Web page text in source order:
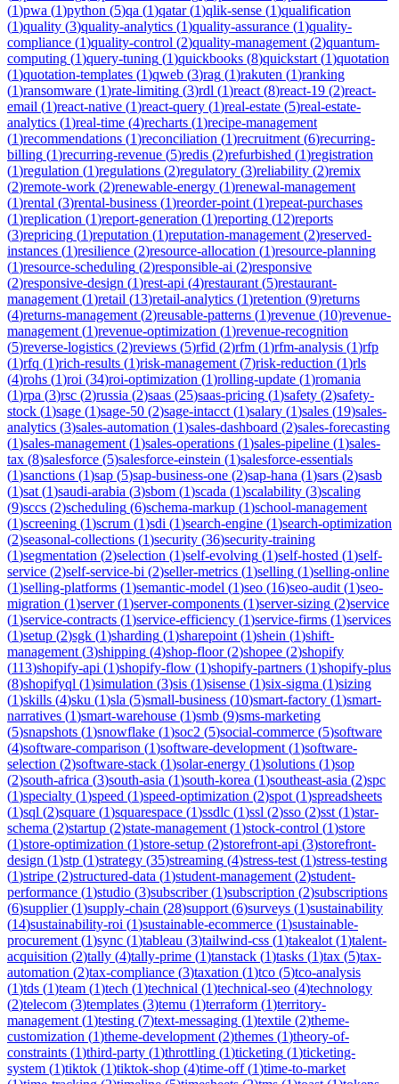
(1)pwa (1)python (5)qa (1)qatar(1)qlik-sense (1)qualification
(1)quality (3)quality-analytics (1)quality-assurance (1)quality-
compliance (1)quality-control (2)quality-management (2)quantum-
computing (1)query-tuning (1)quickbooks (8)quickstart (1)quotation
(1)quotation-templates (1)qweb (3)rag (1)rakuten (1)ranking
(1)ransomware (1)rate-limiting (3)rdl (1)react (8)react-19 (2)react-
email (1)react-native (1)react-query (1)real-estate (5)real-estate-
analytics (1)real-time (4)recharts (1)recipe-management
(1)recommendations (1)reconciliation (1)recruitment (6)recurring-
billing (1)recurring-revenue (5)redis (2)refurbished (1)registration
(1)regulation (1)regulations (2)regulatory (3)reliability (2)remix
(2)remote-work (2)renewable-energy (1)renewal-management
(1)rental (3)rental-business (1)reorder-point (1)repeat-purchases
(1)replication (1)report-generation (1)reporting (12)reports
(3)repricing (1)reputation (1)reputation-management (2)reserved-
instances (1)resilience (2)resource-allocation (1)resource-planning
(1)resource-scheduling (2)responsible-ai (2)responsive
(2)responsive-design (1)rest-api (4)restaurant (5)restaurant-
management (1)retail (13)retail-analytics (1)retention (9)returns
(4)returns-management (2)reusable-patterns (1)revenue (10)revenue-
management (1)revenue-optimization (1)revenue-recognition
(5)reverse-logistics (2)reviews (5)rfid (2)rfm (1)rfm-analysis (1)rfp
(1)rfq (1)rich-results (1)risk-management (7)risk-reduction (1)rls
(4)rohs (1)roi (34)roi-optimization (1)rolling-update (1)romania
(1)rpa (3)rsc (2)russia (2)saas (25)saas-pricing (1)safety (2)safety-
stock (1)sage (1)sage-50 (2)sage-intacct (1)salary (1)sales (19)sales-
analytics (3)sales-automation (1)sales-dashboard (2)sales-forecasting
(1)sales-management (1)sales-operations (1)sales-pipeline (1)sales-
tax (8)salesforce (5)salesforce-einstein (1)salesforce-essentials
(1)sanctions (1)sap (5)sap-business-one (2)sap-hana (1)sars (2)sasb
(1)sat (1)saudi-arabia (3)sbom (1)scada (1)scalability (3)scaling
(9)sccs (2)scheduling (6)schema-markup (1)school-management
(1)screening (1)scrum (1)sdi (1)search-engine (1)search-optimization
(2)seasonal-collections (1)security (36)security-training
(1)segmentation (2)selection (1)self-evolving (1)self-hosted (1)self-
service (2)self-service-bi (2)seller-metrics (1)selling (1)selling-online
(1)selling-platforms (1)semantic-model (1)seo (16)seo-audit (1)seo-
migration (1)server(1)server-components (1)server-sizing (2)service
(1)service-contracts (1)service-efficiency (1)service-firms (1)services
(1)setup (2)sgk (1)sharding (1)sharepoint (1)shein (1)shift-
management (3)shipping (4)shop-floor(2)shopee (2)shopify
(113)shopify-api (1)shopify-flow (1)shopify-partners (1)shopify-plus
(8)shopifyql (1)simulation (3)sis (1)sisense (1)six-sigma (1)sizing
(1)skills (4)sku (1)sla (5)small-business (10)smart-factory (1)smart-
narratives (1)smart-warehouse (1)smb (9)sms-marketing
(5)snapshots (1)snowflake (1)soc2 (5)social-commerce (5)software
(4)software-comparison (1)software-development (1)software-
selection (2)software-stack (1)solar-energy (1)solutions (1)sop
(2)south-africa (3)south-asia (1)south-korea (1)southeast-asia (2)spc
(1)specialty (1)speed (1)speed-optimization (2)spot (1)spreadsheets
(1)sql (2)square (1)squarespace (1)ssdlc (1)ssl (2)sso (2)sst (1)star-
schema (2)startup (2)state-management (1)stock-control (1)store
(1)store-optimization (1)store-setup (2)storefront-api (3)storefront-
design (1)stp (1)strategy (35)streaming (4)stress-test (1)stress-testing
(1)stripe (2)structured-data (1)student-management (2)student-
performance (1)studio (3)subscriber(1)subscription (2)subscriptions
(6)supplier(1)supply-chain (28)support (6)surveys (1)sustainability
(14)sustainability-roi (1)sustainable-ecommerce (1)sustainable-
procurement (1)sync (1)tableau (3)tailwind-css (1)takealot (1)talent-
acquisition (2)tally (4)tally-prime (1)tanstack (1)tasks (1)tax (5)tax-
automation (2)tax-compliance (3)taxation (1)tco (5)tco-analysis
(1)tds (1)team (1)tech (1)technical (1)technical-seo (4)technology
(2)telecom (3)templates (3)temu (1)terraform (1)territory-
management (1)testing (7)text-messaging (1)textile (2)theme-
customization (1)theme-development (2)themes (1)theory-of-
constraints (1)third-party (1)throttling (1)ticketing (1)ticketing-
system (1)tiktok (1)tiktok-shop (4)time-off(1)time-to-market